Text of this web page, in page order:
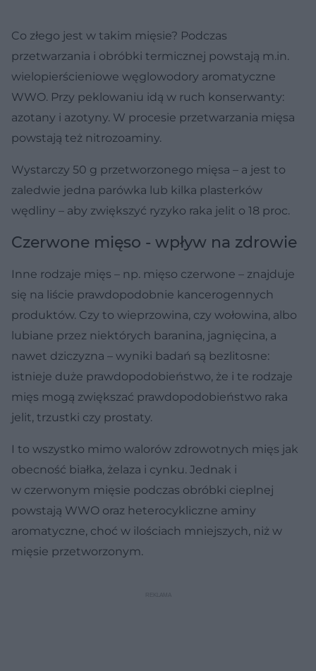
Co złego jest w takim mięsie? Podczas
przetwarzania i obróbki termicznej powstają m.in.
wielopierścieniowe węglowodory aromatyczne
WWO. Przy peklowaniu idą w ruch konserwanty:
azotany i azotyny. W procesie przetwarzania mięsa
powstają też nitrozoaminy.
Wystarczy 50 g przetworzonego mięsa – a jest to
zaledwie jedna parówka lub kilka plasterków
wędliny – aby zwiększyć ryzyko raka jelit o 18 proc.
Czerwone mięso - wpływ na zdrowie
Inne rodzaje mięs – np. mięso czerwone – znajduje
się na liście prawdopodobnie kancerogennych
produktów. Czy to wieprzowina, czy wołowina, albo
lubiane przez niektórych baranina, jagnięcina, a
nawet dziczyzna – wyniki badań są bezlitosne:
istnieje duże prawdopodobieństwo, że i te rodzaje
mięs mogą zwiększać prawdopodobieństwo raka
jelit, trzustki czy prostaty.
I to wszystko mimo walorów zdrowotnych mięs jak
obecność białka, żelaza i cynku. Jednak i
w czerwonym mięsie podczas obróbki cieplnej
powstają WWO oraz heterocykliczne aminy
aromatyczne, choć w ilościach mniejszych, niż w
mięsie przetworzonym.